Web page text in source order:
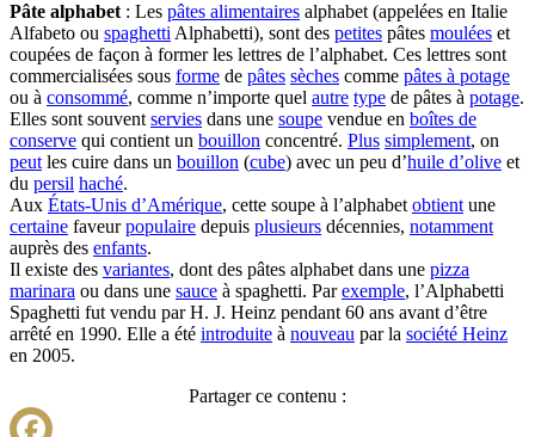
Pâte alphabet : Les pâtes alimentaires alphabet (appelées en Italie
Alfabeto ou spaghetti Alphabetti), sont des petites pâtes moulées et
coupées de façon à former les lettres de l’alphabet. Ces lettres sont
commercialisées sous forme de pâtes sèches comme pâtes à potage
ou à consommé, comme n’importe quel autre type de pâtes à potage.
Elles sont souvent servies dans une soupe vendue en boîtes de
conserve qui contient un bouillon concentré. Plus simplement, on
peut les cuire dans un bouillon (cube) avec un peu d’huile d’olive et
du persil haché.
Aux États-Unis d’Amérique, cette soupe à l’alphabet obtient une
certaine faveurpopulaire depuis plusieurs décennies, notamment
auprès des enfants.
Il existe des variantes, dont des pâtes alphabet dans une pizza
marinara ou dans une sauce à spaghetti. Parexemple, l’Alphabetti
Spaghetti fut vendu par H. J. Heinz pendant 60 ans avant d’être
arrêté en 1990. Elle a été introduite à nouveau par la société Heinz
en 2005.
Partager ce contenu :